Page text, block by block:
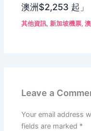
澳洲$2,253 起」
其他資訊,新加坡機票,
Leave a
Your email address
fields are marked *